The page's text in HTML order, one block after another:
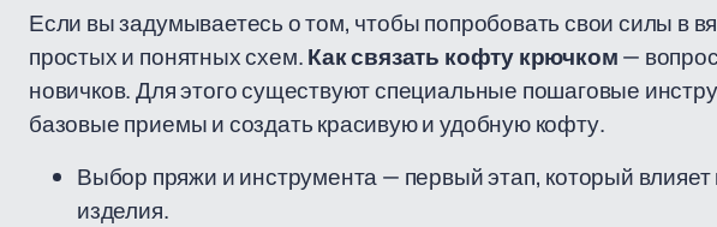
Если вы задумываетесь о том, чтобы попробовать свои силы в
простых и понятных схем.Как связать кофту крючком—
новичков. Для этого существуют специальные пошаговые
базовые приемы и создать красивую и удобную кофту.
Выбор пряжи и инструмента — первый этап, который
изделия.